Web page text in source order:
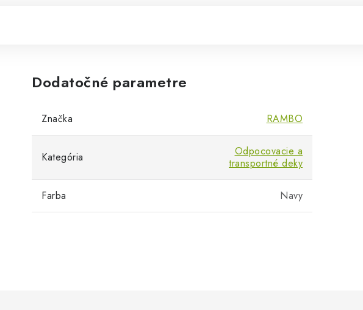
Dodatočné parametre
Značka RAMBO
Kategória
Odpocovacie a
transportné deky
Farba Navy